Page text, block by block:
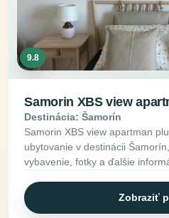
9.8
Samorin XBS view
Destinácia: Šamorín
Samorin XBS view apartman
ubytovanie v destinácii
vybavenie, fotky a ďalšie
Zobraziť